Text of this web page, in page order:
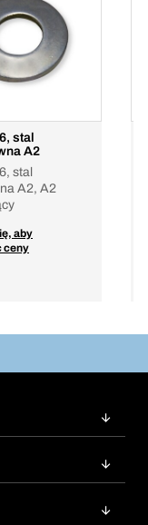
stal
A2
stal
A2, A2
aby
ceny